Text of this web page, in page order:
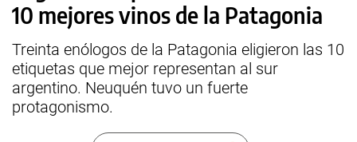
10 mejores vinos de la Patagonia
Treinta enólogos de la Patagonia eligieron las 10
etiquetas que mejor representan al sur
argentino. Neuquén tuvo un fuerte
protagonismo.